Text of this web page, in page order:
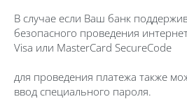
В случае если Ваш банк
безопасного проведения
Visa или MasterCard SecureCode
для проведения платежа также
ввод специального пароля.